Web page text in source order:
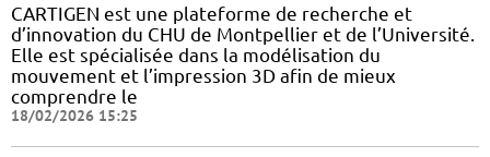
CARTIGEN est une plateforme de recherche et
d’innovation du CHU de Montpellier et de l’Université.
Elle est spécialisée dans la modélisation du
mouvement et l’impression 3D afin de mieux
comprendre le
18/02/2026 15:25